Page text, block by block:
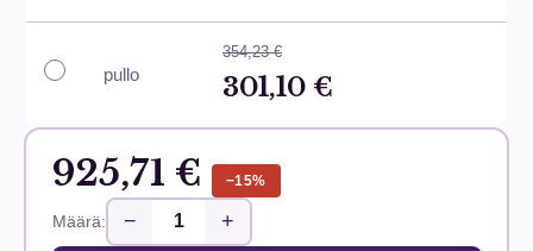
pullo
354,23 €
301,10 €
925,71 € −15%
Määrä: − +